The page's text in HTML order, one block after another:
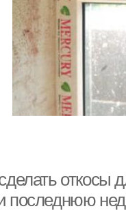
откосы
последнюю